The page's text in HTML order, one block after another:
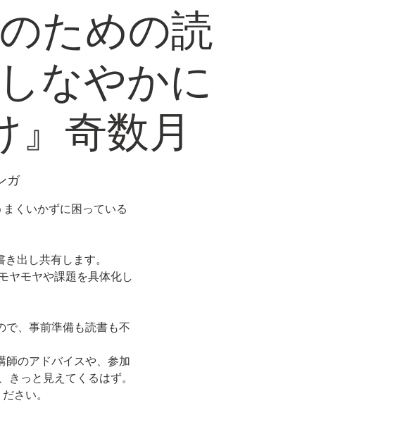
ための読
なやかに
』奇数月
ガ
くいかずに困っている
出し共有します。
ヤモヤや課題を具体化し
で、事前準備も読書も不
師のアドバイスや、参加
きっと見えてくるはず。
さい。